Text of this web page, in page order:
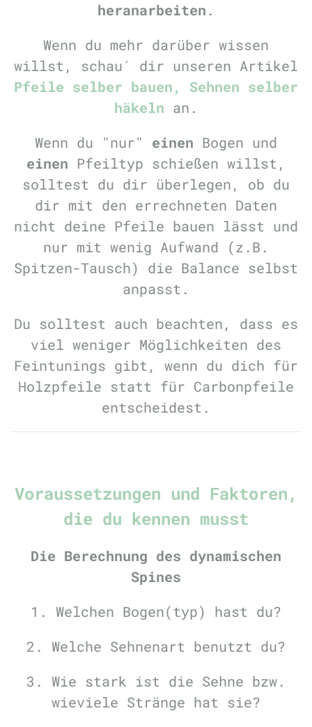
heranarbeiten .
Wenn du mehr darüber wissen
willst, schau´ dir unseren Artikel
Pfeile selber bauen, Sehnen selber
häkeln an.
Wenn du "nur" einen Bogen und
einen Pfeiltyp schießen willst,
solltest du dir überlegen, ob du
dir mit den errechneten Daten
nicht deine Pfeile bauen lässt und
nur mit wenig Aufwand (z.B.
Spitzen-Tausch) die Balance selbst
anpasst.
Du solltest auch beachten, dass es
viel weniger Möglichkeiten des
Feintunings gibt, wenn du dich für
Holzpfeile statt für Carbonpfeile
entscheidest.
Voraussetzungen und Faktoren,
die du kennen musst
Die Berechnung des dynamischen
Spines
1. Welchen Bogen(typ) hast du?
2. Welche Sehnenart benutzt du?
3. Wie stark ist die Sehne bzw.
wieviele Stränge hat sie?